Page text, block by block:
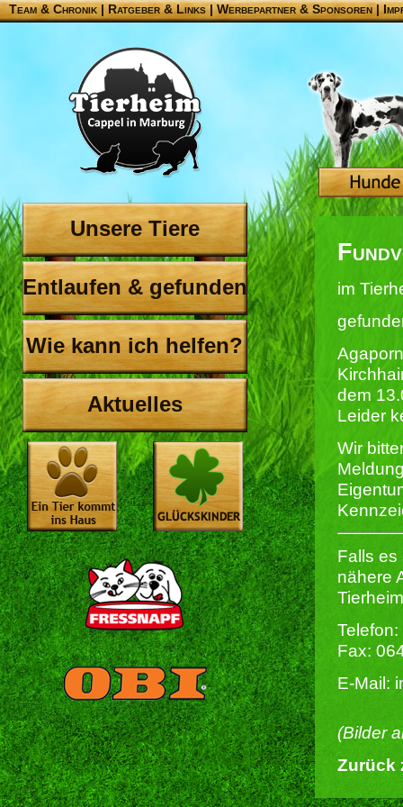
Team & Chronik |Ratgeber & Links|Werbepartner & Sponsoren|
Unsere Tiere
Entlaufen & gefunden
Wie kann ich helfen?
Aktuelles
im
dem
Leider
Wir
Falls es
nähere
Fax:
E-Mail:
(Bilder
Zurück